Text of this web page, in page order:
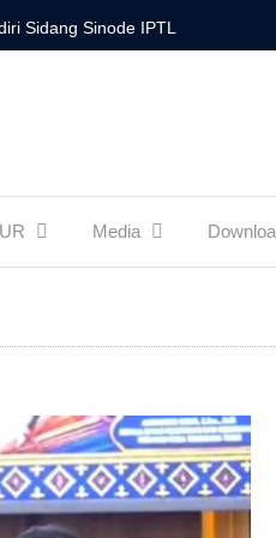
Sidang Sinode IPTL
F. H. Tahey-Biaf, sekaligus
Sit Knino Bahasa Amanatun
Be on Fire for Christ
Media